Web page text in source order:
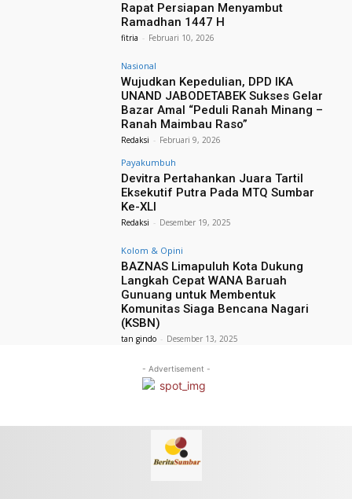
Rapat Persiapan Menyambut
Ramadhan 1447 H
fitria - Februari 10, 2026
Nasional
Wujudkan Kepedulian, DPD IKA
UNAND JABODETABEK Sukses Gelar
Bazar Amal “Peduli Ranah Minang –
Ranah Maimbau Raso”
Redaksi - Februari 9, 2026
Payakumbuh
Devitra Pertahankan Juara Tartil
Eksekutif Putra Pada MTQ Sumbar
Ke-XLI
Redaksi - Desember 19, 2025
Kolom & Opini
BAZNAS Limapuluh Kota Dukung
Langkah Cepat WANA Baruah
Gunuang untuk Membentuk
Komunitas Siaga Bencana Nagari
(KSBN)
tan gindo - Desember 13, 2025
- Advertisement -